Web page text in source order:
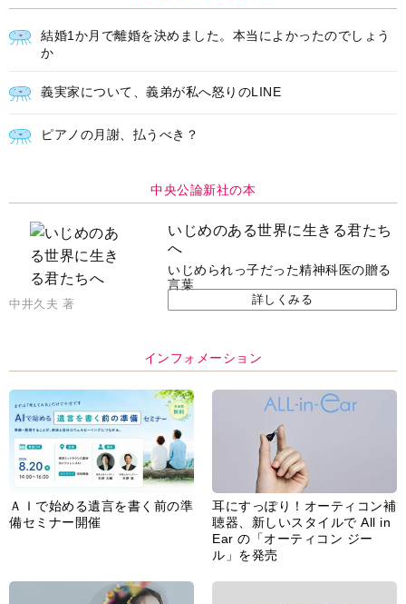
結婚1か月で離婚を決めました。本当によかったのでしょう
か
義実家について、義弟が私へ怒りのLINE
ピアノの月謝、払うべき？
中央公論新社の本
いじめのある世界に生きる君たち
へ
いじめられっ子だった精神科医の贈る
言葉
中井久夫 著 詳しくみる
インフォメーション
ＡＩで始める遺言を書く前の準
備セミナー開催
耳にすっぽり！オーティコン補
聴器、新しいスタイルで All in
Ear の「オーティコン ジー
ル」を発売